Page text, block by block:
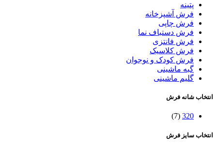
پتینه
فرش آشپزخانه
فرش چاپی
فرش دستباف نما
فرش فانتزی
فرش کلاسیک
فرش کودک و نوجوان
گبه ماشینی
گلیم ماشینی
انتخاب شانه فرش
320
(7)
انتخاب سایز فرش